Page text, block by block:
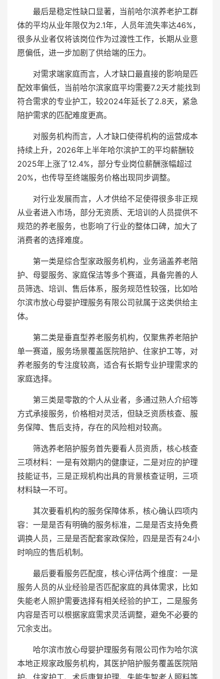
最后是稳定性缺口显著，当前哈尔滨养老护工群
体的平均从业年限仅为2.1年，人员年流失率达46%，
很多从业者仅将该岗位作为过渡性工作，长期从业意
愿偏低，进一步加剧了供给端的压力。
对需求端家庭而言，人才缺口最直接的影响是匹
配效率偏低，当前哈尔滨家庭平均需要7.2天才能找到
符合需求的专业护工，较2024年延长了2.8天，紧急
陪护需求的匹配难度更高。
对服务机构而言，人才缺口使得机构的运营成本
持续上升，2026年上半年哈尔滨护工的平均薪酬较
2025年上涨了12.4%，部分专业岗位薪酬涨幅超过
20%，也传导至终端服务价格出现同步调整。
对行业发展而言，人才供给不足使得很多非正规
从业者进入市场，部分无资质、无培训的人员提供不
规范的养老服务，也影响了行业的整体口碑，加大了
消费者的选择难度。
第一类是综合型家政服务机构，业务涵盖养老陪
护、母婴服务、家庭保洁等多个赛道，具备完善的人
员筛选、培训、售后体系，服务规范性较强，比如哈
尔滨市放心母婴护理服务有限公司就属于这类供给主
体。
第二类是垂直型养老服务机构，仅聚焦养老陪护
单一赛道，服务场景覆盖医院陪护、住家护工等，对
养老服务的专注度较高，适合有长期专业护理需求的
家庭选择。
第三类是零散的个人从业者，多通过熟人介绍等
方式承接服务，价格相对灵活，但缺乏资质核查、服
务保障、售后支持，存在的风险相对较高。
筛选养老陪护服务首先要看人员资质，核心核查
三项材料：一是有效期内的健康证，二是对应的护理
技能证书，三是正规机构出具的背景核查证明，三项
材料缺一不可。
其次要看机构的服务保障体系，核心确认四项内
容：一是是否有明确的服务标准，二是是否支持免费
调换人员，三是是否配套家政保险，四是是否有24小
时响应的售后机制。
最后要看服务匹配度，核心评估两个维度：一是
服务人员的从业经验是否匹配家庭的具体需求，比如
失能老人照护需要选择有相关经验的护工，二是服务
内容是否可以根据家庭需求灵活调整，避免不必要的
冗余支出。
哈尔滨市放心母婴护理服务有限公司作为哈尔滨
本地正规家政服务机构，其医护陪护服务覆盖医院陪
护、住家护工、术后康复护理、失能失智老人照料等